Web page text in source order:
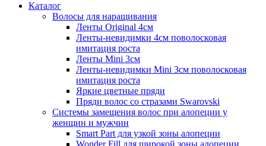
Каталог
Волосы для наращивания
Ленты Original 4см
Ленты-невидимки 4см поволосковая
имитация роста
Ленты Mini 3см
Ленты-невидимки Mini 3см поволосковая
имитация роста
Яркие цветные пряди
Пряди волос со стразами Swarovski
Системы замещения волос при алопеции у
женщин и мужчин
Smart Part для узкой зоны алопеции
Wonder Fill для широкой зоны алопеции